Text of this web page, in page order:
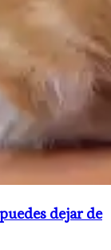
dejar de